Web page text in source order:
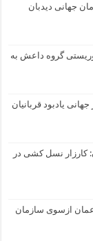
جهانی دیدبان
گروه داعش به
یادبود قربانیان
کارزار نسل کشی در
ازسوی سازمان